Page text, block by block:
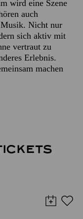
wird eine Szene
auch
Nicht nur
sich aktiv mit
vertraut zu
Erlebnis.
machen